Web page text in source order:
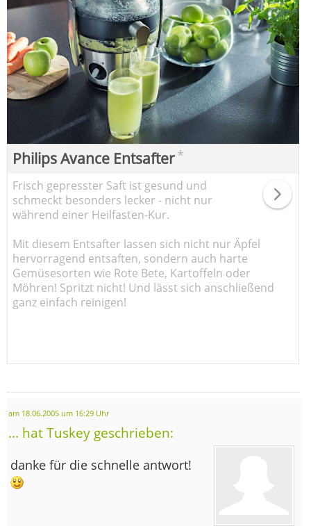
Philips Avance Entsafter*
Frisch gepresster Saft ist gesund und
schmeckt besonders lecker - nicht nur
während einer Heilfasten-Kur.
Mit diesem Entsafter lassen sich nicht nur Äpfel
hervorragend entsaften, sondern auch harte
Gemüsesorten wie Rote Bete, Kartoffeln oder
Möhren! Spritzt nicht! Und lässt sich anschließend
ganz einfach reinigen!
am 18.06.2005 um 16:29 Uhr
... hat Tuskey geschrieben:
danke für die schnelle antwort!